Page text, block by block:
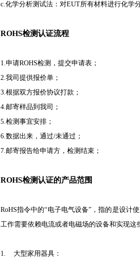
c.化学分析测试法：对EUT所有材料进行化学
ROHS检测认证流程
1.申请ROHS检测，提交申请表；
2.我司提供报价单；
3.根据双方报价协议打款；
4.邮寄样品到我司；
5.检测事宜安排；
6.数据出来，通过/未通过；
7.邮寄报告给申请方，检测结束；
ROHS检测认证的产品范围
RoHS指令中的“电子电气设备”，指的是设计
工作需要依赖电流或者电磁场的设备和实现
1. 大型家用器具：